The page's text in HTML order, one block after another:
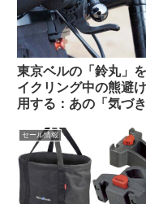
東京ベルの「鈴丸」
イクリング中の熊避
用する：あの「気づ
るようにした感じで超
セール情報